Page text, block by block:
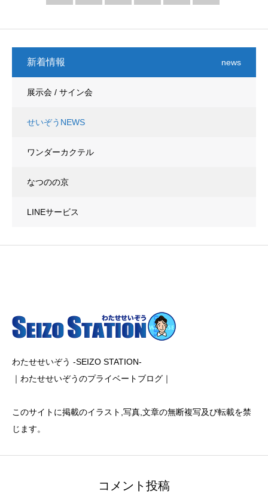
新着情報 news
展示会 / サイン会
せいぞうNEWS
ワンダーカクテル
なつのの京
LINEサービス
わたせせいぞう -SEIZO STATION-
｜わたせせいぞうのプライベートブログ｜
このサイトに掲載のイラスト,写真,文章の無断複写及び転載を禁
じます。
コメント投稿